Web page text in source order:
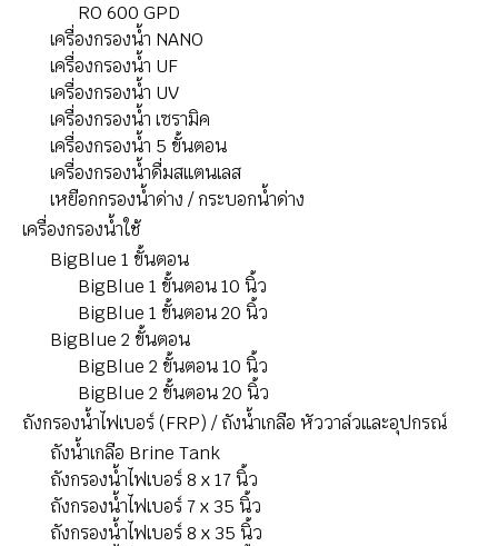
RO 600 GPD
เครื่องกรองน้ำ NANO
เครื่องกรองน้ำ UF
เครื่องกรองน้ำ UV
เครื่องกรองน้ำ เซรามิค
เครื่องกรองน้ำ 5 ขั้นตอน
เครื่องกรองน้ำดื่มสแตนเลส
เหยือกกรองน้ำด่าง / กระบอกน้ำด่าง
เครื่องกรองน้ำใช้
BigBlue 1 ขั้นตอน
BigBlue 1 ขั้นตอน 10 นิ้ว
BigBlue 1 ขั้นตอน 20 นิ้ว
BigBlue 2 ขั้นตอน
BigBlue 2 ขั้นตอน 10 นิ้ว
BigBlue 2 ขั้นตอน 20 นิ้ว
ถังกรองน้ำไฟเบอร์ (FRP) / ถังน้ำเกลือ หัววาล์วและอุปกรณ์
ถังน้ำเกลือ Brine Tank
ถังกรองน้ำไฟเบอร์ 8 x 17 นิ้ว
ถังกรองน้ำไฟเบอร์ 7 x 35 นิ้ว
ถังกรองน้ำไฟเบอร์ 8 x 35 นิ้ว